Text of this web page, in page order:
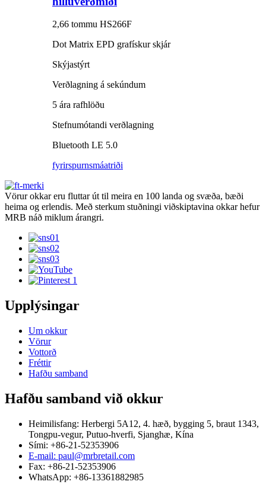
2,66 tommu HS266F
Dot Matrix EPD grafískur skjár
Skýjastýrt
Verðlagning á sekúndum
5 ára rafhlöðu
Stefnumótandi verðlagning
Bluetooth LE 5.0
fyrirspurnsmáatriði
Vörur okkar eru fluttar út til meira en 100 landa og svæða, bæði
heima og erlendis. Með sterkum stuðningi viðskiptavina okkar hefur
MRB náð miklum árangri.
Upplýsingar
Um okkur
Vörur
Vottorð
Fréttir
Hafðu samband
Hafðu samband við okkur
Heimilisfang: Herbergi 5A12, 4. hæð, bygging 5, braut 1343,
Tongpu-vegur, Putuo-hverfi, Sjanghæ, Kína
Sími: +86-21-52353906
E-mail: paul@mrbretail.com
Fax: +86-21-52353906
WhatsApp: +86-13361882985